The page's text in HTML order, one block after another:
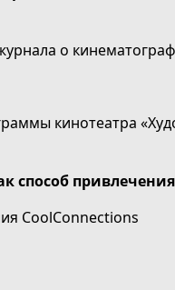
о
кинотеатра
способ
СoolConnections